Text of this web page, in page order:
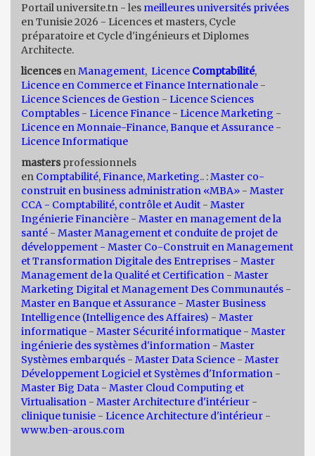
Portail universite.tn - les meilleures universités privées
en Tunisie 2026 - Licences et masters, Cycle
préparatoire et Cycle d'ingénieurs et Diplomes
Architecte.
licences enManagement, Licence Comptabilité,
Licence en Commerce et Finance Internationale -
Licence Sciences de Gestion - Licence Sciences
Comptables - Licence Finance - Licence Marketing -
Licence en Monnaie-Finance, Banque et Assurance -
Licence Informatique
masters professionnels
en Comptabilité,Finance,Marketing.. :Master co-
construit en business administration «MBA» - Master
CCA - Comptabilité, contrôle et Audit - Master
Ingénierie Financière - Master en management de la
santé - Master Management et conduite de projet de
développement - Master Co-Construit en Management
et Transformation Digitale des Entreprises - Master
Management de la Qualité et Certification - Master
Marketing Digital et Management Des Communautés -
Master en Banque et Assurance - Master Business
Intelligence (Intelligence des Affaires) - Master
informatique - Master Sécurité informatique - Master
ingénierie des systèmes d'information - Master
Systèmes embarqués - Master Data Science - Master
Développement Logiciel et Systèmes d'Information -
Master Big Data - Master Cloud Computing et
Virtualisation - Master Architecture d'intérieur -
clinique tunisie - Licence Architecture d'intérieur -
www.ben-arous.com